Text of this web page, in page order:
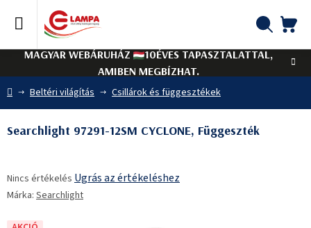
tartalomhoz
MAGYAR WEBÁRUHÁZ
10ÉVES TAPASZTALATTAL,
AMIBEN MEGBÍZHAT.
Kezdőlap
Beltéri világítás Csillárok és függesztékek
Searchlight 97291-12SM CYCLONE, Függeszték
termék
átlagos
Nincs értékelés Ugrás az értékeléshez
Márka: Searchlight